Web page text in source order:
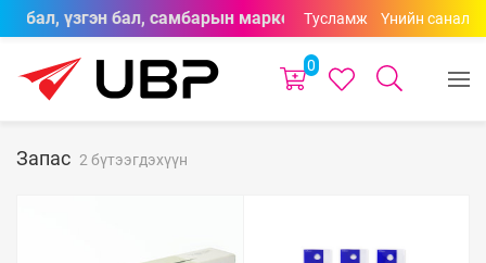
бал, үзгэн бал, самбарын маркерууд өнгөний
Тусламж Үнийн санал
0
Запас 2 бүтээгдэхүүн